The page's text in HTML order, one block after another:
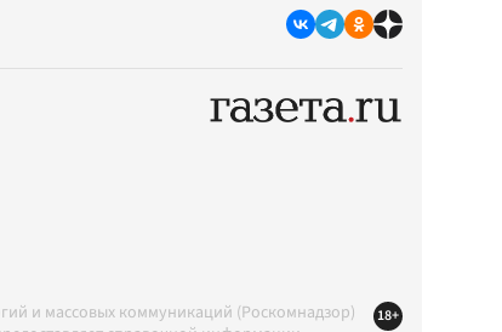
и массовых коммуникаций (Роскомнадзор)
18+